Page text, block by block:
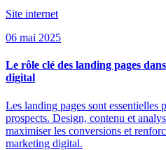
Site internet
06 mai 2025
Le rôle clé des landing pages
digital
Les landing pages sont essentielles
prospects. Design, contenu et
maximiser les conversions et
marketing digital.